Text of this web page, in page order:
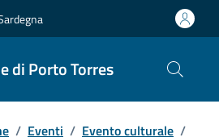
di Porto Torres
/ Eventi / Evento culturale /